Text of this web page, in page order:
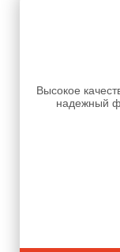
Высокое
надежный